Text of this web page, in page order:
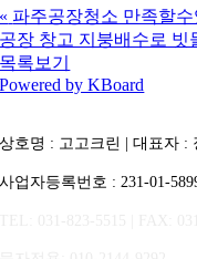
« 파주공장청소 만족할
공장 창고 지붕배수로 빗
목록보기
Powered by KBoard
상호명 : 고고크린 | 대표자 :
사업자등록번호 : 231-01-